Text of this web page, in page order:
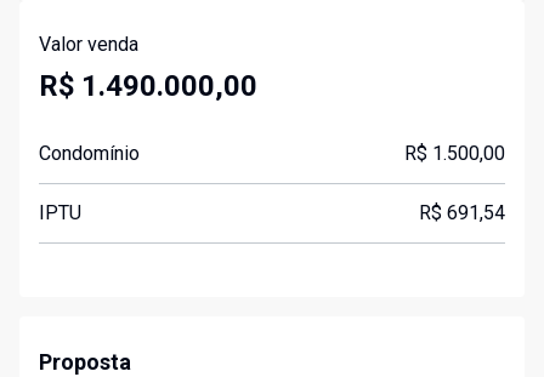
Valor venda
R$ 1.490.000,00
Condomínio R$ 1.500,00
IPTU R$ 691,54
Proposta